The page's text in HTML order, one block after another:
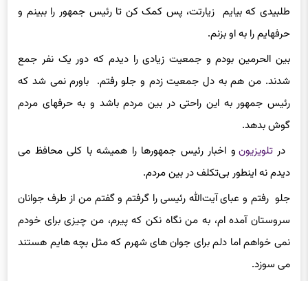
طلبیدی که بیایم زیارتت، پس کمک کن تا رئیس جمهور را ببینم و
حرفهایم را به او بزنم.
بین الحرمین بودم و جمعیت زیادی را دیدم که دور یک نفر جمع
شدند. من هم به دل جمعیت زدم و جلو رفتم. باورم نمی شد که
رئیس جمهور به این راحتی در بین مردم باشد و به حرفهای مردم
گوش بدهد.
درتلویزیون و اخبار رئیس جمهورها را همیشه با کلی محافظ می
دیدم نه اینطور بی‌تکلف در بین مردم.
جلو رفتم و عبای آیت‌الله رئیسی را گرفتم و گفتم من از طرف جوانان
سروستان آمده ام، به من نگاه نکن که پیرم، من چیزی برای خودم
نمی خواهم اما دلم برای جوان های شهرم که مثل بچه هایم هستند
می سوزد.